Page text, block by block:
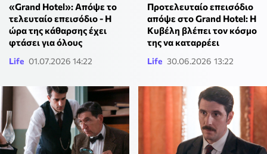
«Grand Hotel»: Απόψε το
τελευταίο επεισόδιο - Η
ώρα της κάθαρσης έχει
φτάσει για όλους
Life 01.07.2026 14:22
Προτελευταίο επεισόδιο
απόψε στο Grand Hotel: Η
Κυβέλη βλέπει τον κόσμο
της να καταρρέει
Life 30.06.2026 13:22